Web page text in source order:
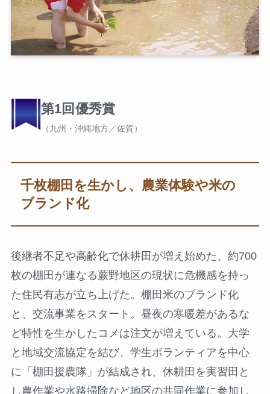
第1回優秀賞
（九州・沖縄地方／佐賀）
千枚棚田を生かし、農業体験や米の
ブランド化
後継者不足や高齢化で休耕田が増え始めた、約700
枚の棚田が連なる蕨野地区の現状に危機感を持っ
た住民有志が立ち上げた。棚田米のブランド化
と、交流事業をスタート。昼夜の寒暖差があるな
ど特性を生かしたコメは注文が増えている。大学
と地域交流協定を結び、学生ボランティアを中心
に「棚田援農隊」が結成され、休耕田を実習田と
し農作業や水路掃除など地区の共同作業に参加し